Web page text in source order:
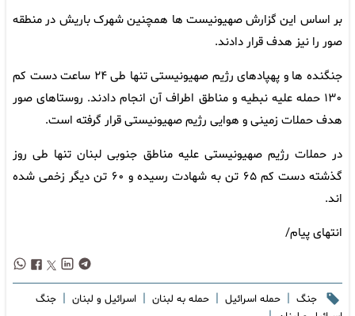
بر اساس این گزارش صهیونیست ها همچنین شهرک باریش در منطقه
صور را نیز هدف قرار دادند.
جنگنده ها و پهپادهای رژیم صهیونیستی تنها طی ۲۴ ساعت دست کم
۱۳۰ حمله علیه نبطیه و مناطق اطراف آن انجام دادند. روستاهای صور
هدف حملات زمینی و هوایی رژیم صهیونیستی قرار گرفته است.
در حملات رژیم صهیونیستی علیه مناطق جنوبی لبنان تنها طی روز
گذشته دست کم ۶۵ تن به شهادت رسیده و ۶۰ تن دیگر زخمی شده
اند.
انتهای پیام/
جنگ | حمله اسرائیل | حمله به لبنان | اسرائیل و لبنان | جنگ